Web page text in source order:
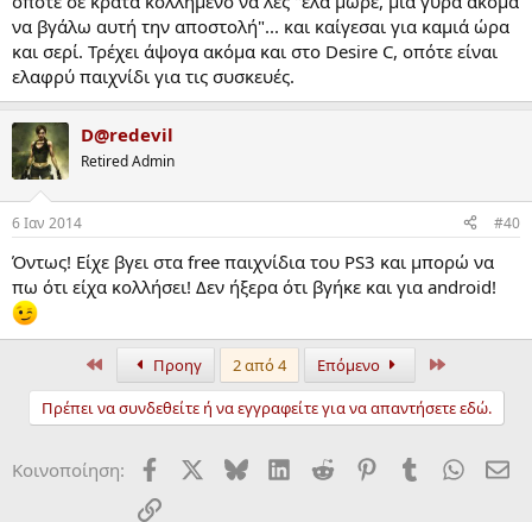
να βγάλω αυτή την αποστολή"... και καίγεσαι για καμιά ώρα
και σερί. Τρέχει άψογα ακόμα και στο Desire C, οπότε είναι
ελαφρύ παιχνίδι για τις συσκευές.
D@redevil
Retired Admin
6 Ιαν 2014 #40
Όντως! Είχε βγει στα free παιχνίδια του PS3 και μπορώ να
πω ότι είχα κολλήσει! Δεν ήξερα ότι βγήκε και για android!
Πρώτα Προηγ 2 από 4 Επόμενο
Πρέπει να συνδεθείτε ή να εγγραφείτε για να απαντήσετε εδώ.
Κοινοποίηση: Facebook BlueskyLinkedInReddit PinterestTumblr
Σύνδεσμος